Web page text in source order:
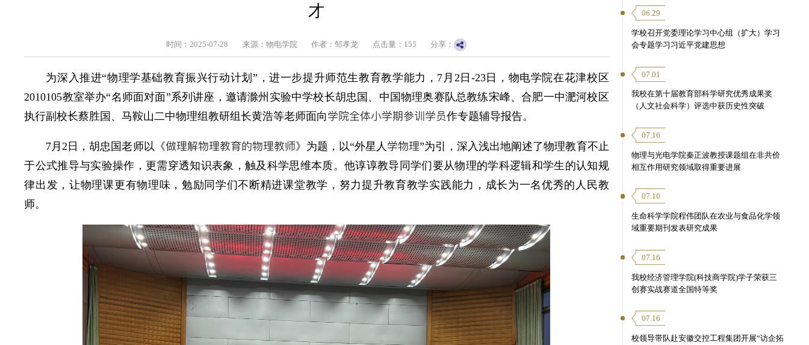
才
时间：2025-07-28 来源：物电学院 作者：邹孝龙 点击量： 155 分享：
为深入推进“物理学基础教育振兴行动计划”，进一步提升师范生教育教学能力，7月2日-23日，物电学院在花津校区
2010105教室举办“名师面对面”系列讲座，邀请滁州实验中学校长胡忠国、中国物理奥赛队总教练宋峰、合肥一中淝河校区
执行副校长蔡胜国、马鞍山二中物理组教研组长黄浩等老师面向 学院全体小学期参训学员作专题辅导报告。
7月2日，胡忠国老师以《做理解物理教育的物理教师》为题，以“外星人 学物理”为引，深入浅出地阐述了物理教育不止
于公式推导与实验操作，更需穿透知识表象，触及科学思维本质。他谆谆教导同学们要从物理的学科逻辑和学生的认知规
律出发，让物理课更有物理味，勉励同学们不断精进课堂教学，努力提升教育教学实践能力，成长为一名优秀的人民教
师。
06.29
学校召开党委理论学习中心组（扩大）学习
会专题学习习近平党建思想
07.01
我校在第十届教育部科学研究优秀成果奖
（人文社会科学）评选中获历史性突破
07.16
物理与光电学院秦正波教授课题组在非共价
相互作用研究领域取得重要进展
07.10
生命科学学院程伟团队在农业与食品化学领
域重要期刊发表研究成果
07.16
我校经济管理学院(科技商学院)学子荣获三
创赛实战赛道全国特等奖
07.16
校领导带队赴安徽交控工程集团开展“访企拓